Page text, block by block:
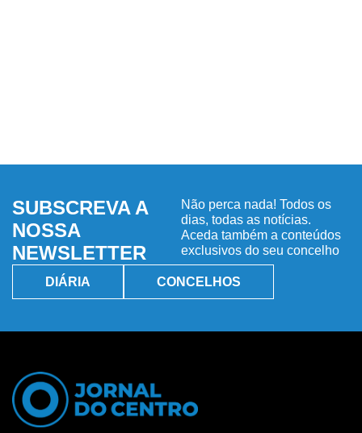
SUBSCREVA A
NOSSA
NEWSLETTER
Não perca nada! Todos os
dias, todas as notícias.
Aceda também a conteúdos
exclusivos do seu concelho
DIÁRIA CONCELHOS